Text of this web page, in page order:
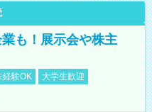
も！展示会や株主
経験OK
大学生歓迎